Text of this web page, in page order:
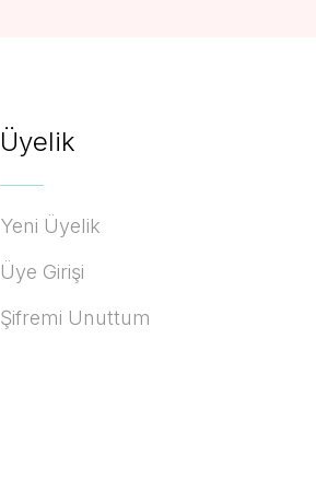
Üyelik
Yeni Üyelik
Üye Girişi
Şifremi Unuttum